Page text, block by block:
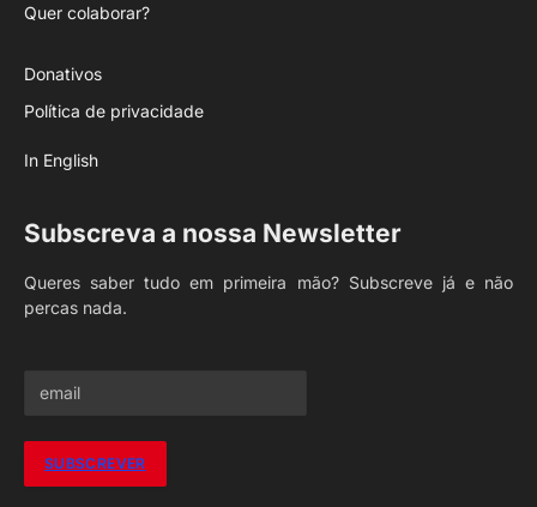
Quer colaborar?
Donativos
Política de privacidade
In English
Subscreva a nossa Newsletter
Queres saber tudo em primeira mão? Subscreve já e não
percas nada.